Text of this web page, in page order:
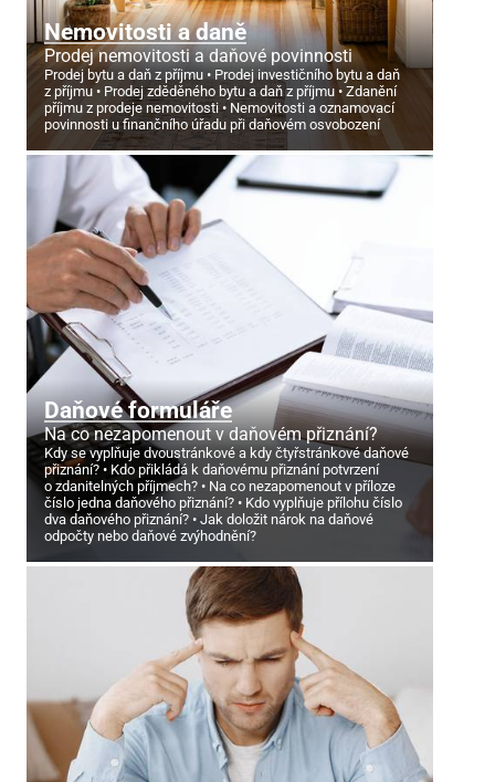
Nemovitosti a daně
Prodej nemovitosti a daňové povinnosti
Prodej bytu a daň z příjmu
Prodej investičního bytu a daň
z příjmu
Prodej zděděného bytu a daň z příjmu
Zdanění
příjmu z prodeje nemovitosti
Nemovitosti a oznamovací
povinnosti u finančního úřadu při daňovém osvobození
Daňové formuláře
Na co nezapomenout v daňovém přiznání?
Kdy se vyplňuje dvoustránkové a kdy čtyřstránkové daňové
přiznání?
Kdo přikládá k daňovému přiznání potvrzení
o zdanitelných příjmech?
Na co nezapomenout v příloze
číslo jedna daňového přiznání?
Kdo vyplňuje přílohu číslo
dva daňového přiznání?
Jak doložit nárok na daňové
odpočty nebo daňové zvýhodnění?